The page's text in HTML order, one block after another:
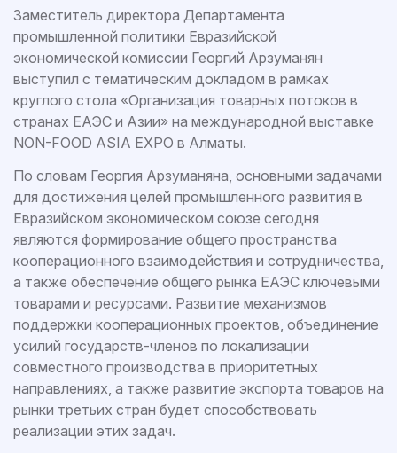
Заместитель директора Департамента
промышленной политики Евразийской
экономической комиссии Георгий Арзуманян
выступил с тематическим докладом в рамках
круглого стола «Организация товарных потоков в
странах ЕАЭС и Азии» на международной выставке
NON-FOOD ASIA EXPO в Алматы.
По словам Георгия Арзуманяна, основными задачами
для достижения целей промышленного развития в
Евразийском экономическом союзе сегодня
являются формирование общего пространства
кооперационного взаимодействия и сотрудничества,
а также обеспечение общего рынка ЕАЭС ключевыми
товарами и ресурсами. Развитие механизмов
поддержки кооперационных проектов, объединение
усилий государств-членов по локализации
совместного производства в приоритетных
направлениях, а также развитие экспорта товаров на
рынки третьих стран будет способствовать
реализации этих задач.